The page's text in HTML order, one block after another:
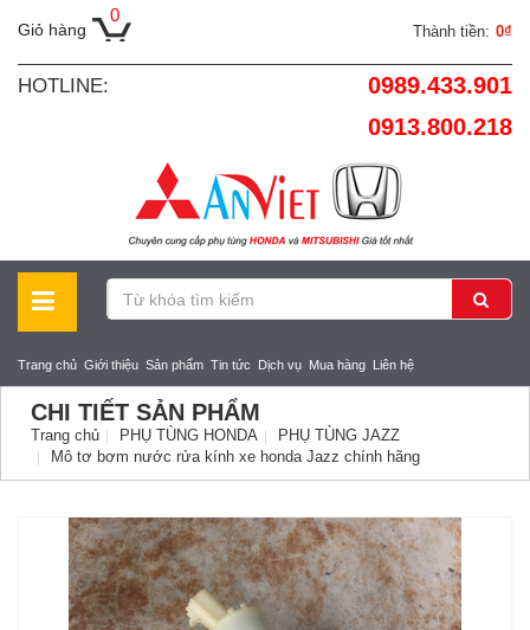
Giỏ hàng
0
Thành tiền: 0₫
HOTLINE:
0989.433.901
0913.800.218
Trang chủ Giới thiệu Sản phẩm Tin tức Dịch vụ Mua hàng Liên hệ
CHI TIẾT SẢN PHẨM
Trang chủ PHỤ TÙNG HONDA
PHỤ TÙNG JAZZ
Mô tơ bơm nước rửa kính xe honda Jazz chính hãng